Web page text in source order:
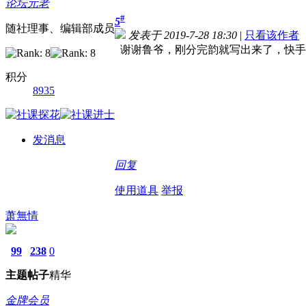
论坛元老
随社理事、编辑部成员
积分
8935
发消息
5#
发表于 2019-7-28 18:30 | 只看该作者
谢谢鲁爷，刚分完韵就写出来了，快
回复
使用道具 举报
萧無情
99
主题
238
帖子
0
精华
金牌会员